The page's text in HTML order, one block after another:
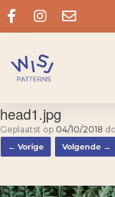
head1.jpg
Geplaatst op 04/10/2018
← Vorige Volgende →